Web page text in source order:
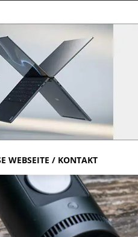
WEBSEITE / KONTAKT